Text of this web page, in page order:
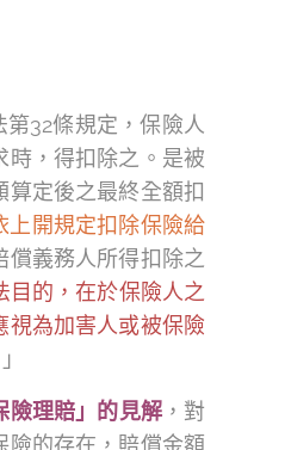
32條規定，保險人
時，得扣除之。是被
定後之最終全額扣
上開規定扣除保險給
義務人所得扣除之
目的，在於保險人之
視為加害人或被保險
險理賠」的見解，對
險的存在，賠償金額